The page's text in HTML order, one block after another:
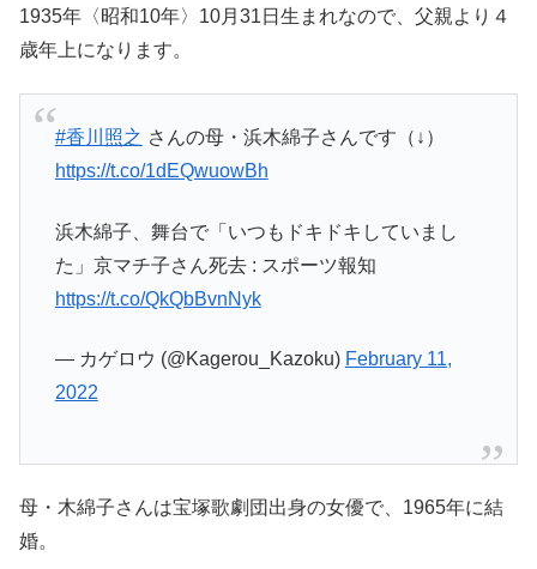
1935年〈昭和10年〉10月31日生まれなので、父親より４
歳年上になります。
#香川照之 さんの母・浜木綿子さんです（↓）
https://t.co/1dEQwuowBh
浜木綿子、舞台で「いつもドキドキしていまし
た」京マチ子さん死去 : スポーツ報知
https://t.co/QkQbBvnNyk
— カゲロウ (@Kagerou_Kazoku) February 11,
2022
母・木綿子さんは宝塚歌劇団出身の女優で、1965年に結
婚。